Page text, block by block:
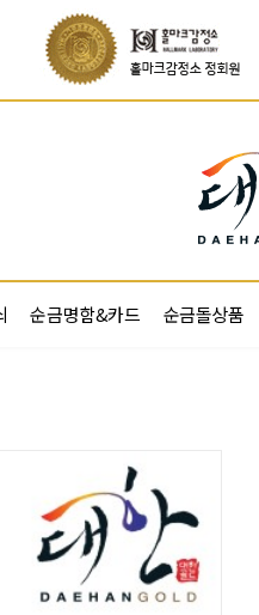
순금명함&카드 순금돌상품